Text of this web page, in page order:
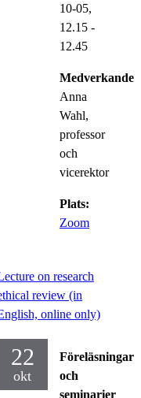
10-05,
12.15 -
12.45
Medverkande:
Anna
Wahl,
professor
och
vicerektor
Plats:
Zoom
on research
review (in
online only)
22
okt
Föreläsningar
och
seminarier